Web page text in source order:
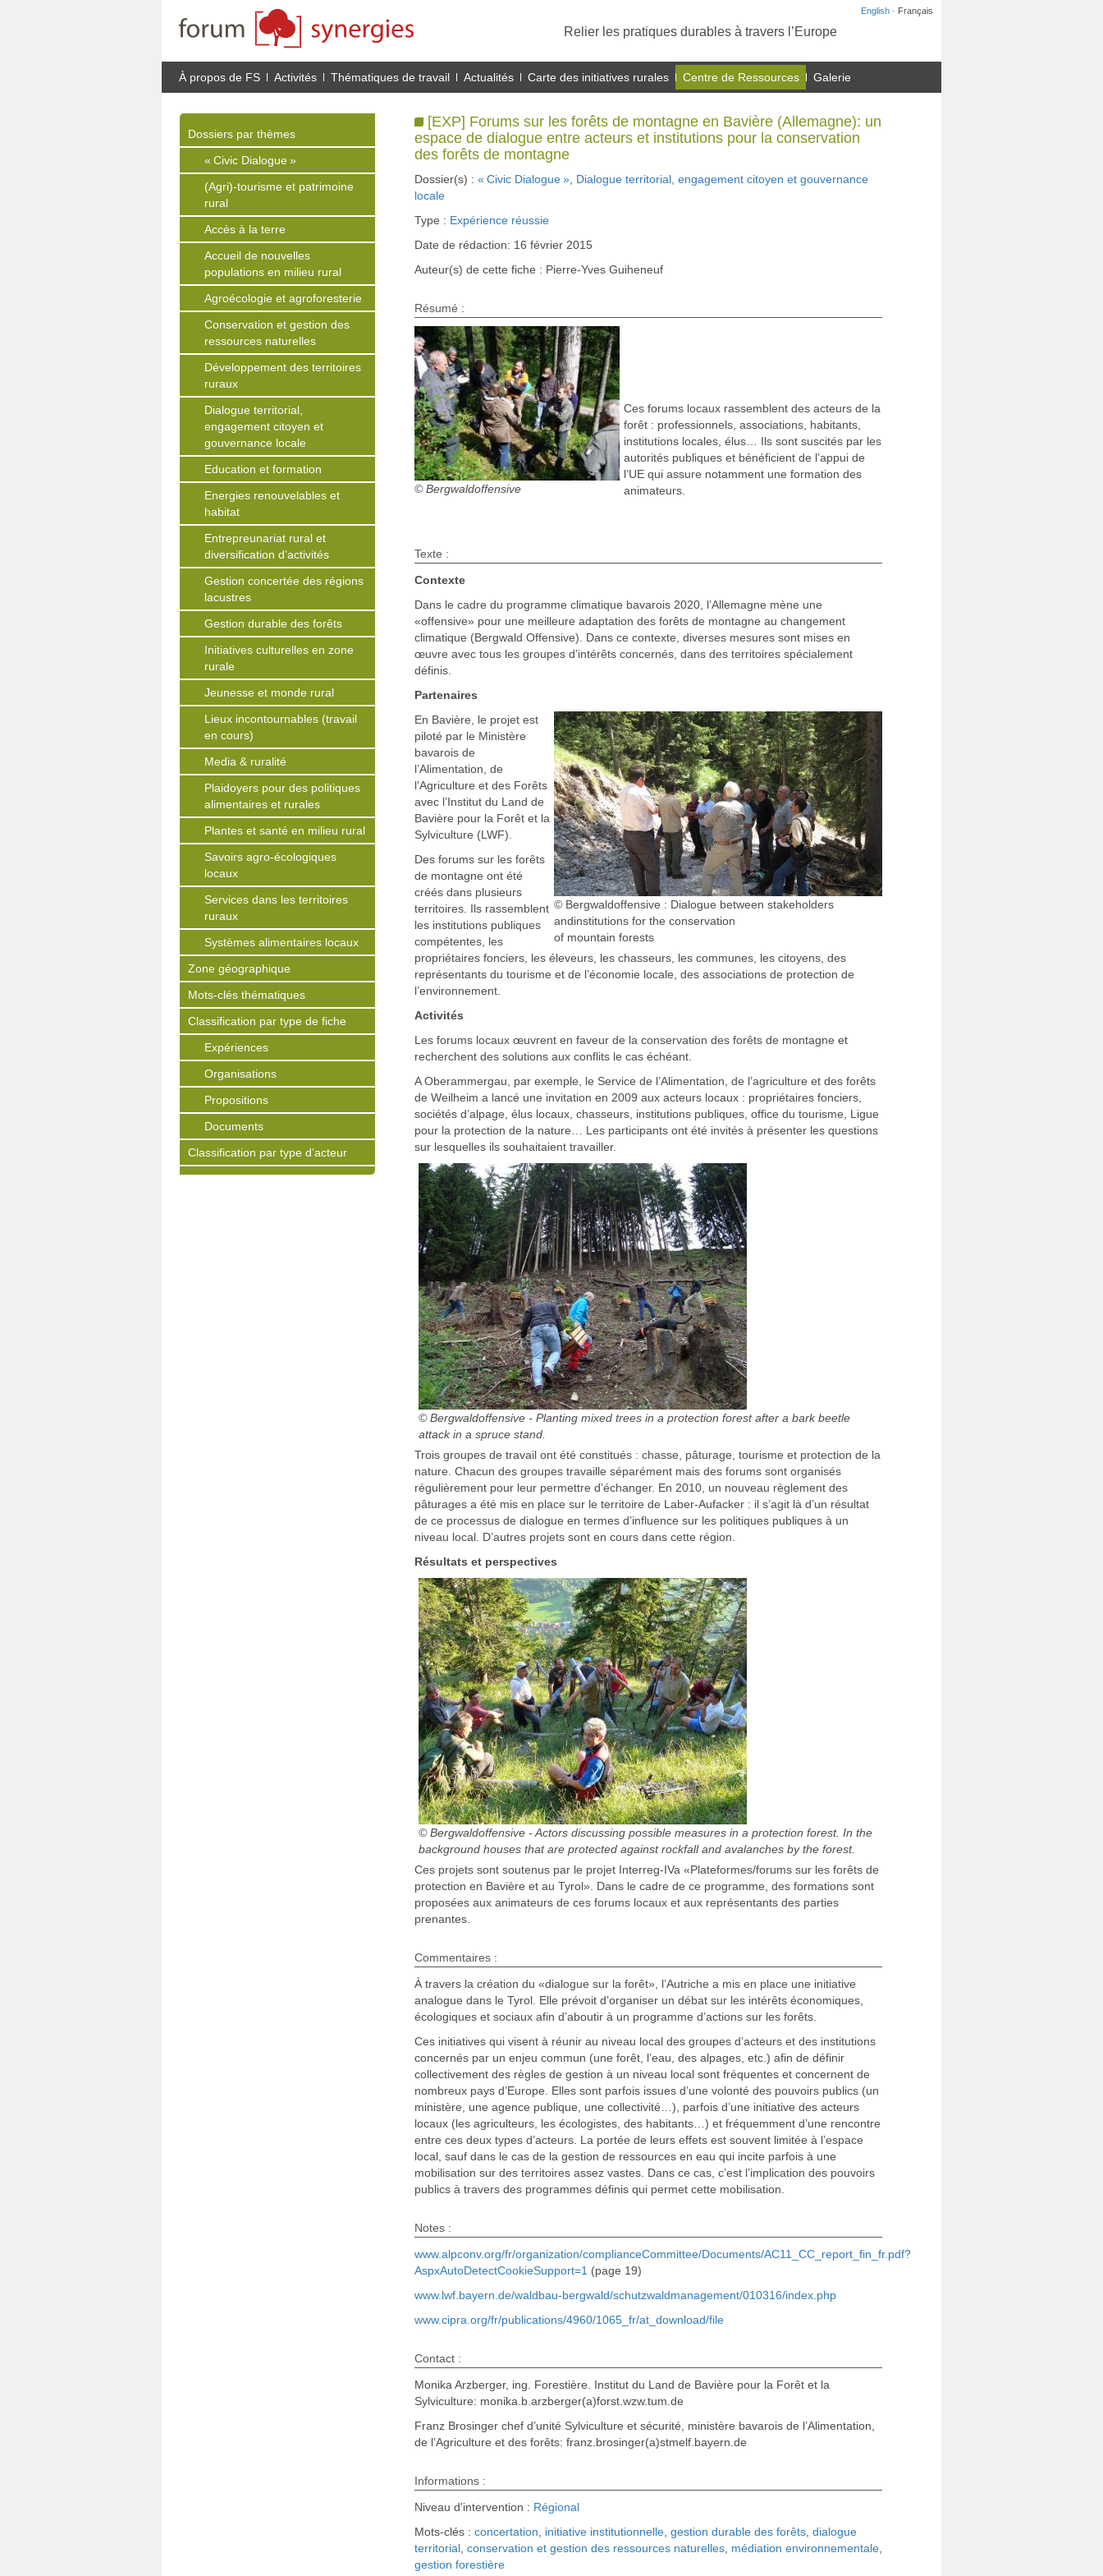
English · Français
Relier les pratiques durables à travers l’Europe
À propos de FS Activités Thématiques de travail Actualités Carte des initiatives rurales Centre de Ressources Galerie
Dossiers par thèmes
« Civic Dialogue »
(Agri)-tourisme et patrimoine
rural
Accès à la terre
Accueil de nouvelles
populations en milieu rural
Agroécologie et agroforesterie
Conservation et gestion des
ressources naturelles
Développement des territoires
ruraux
Dialogue territorial,
engagement citoyen et
gouvernance locale
Education et formation
Energies renouvelables et
habitat
Entrepreunariat rural et
diversification d’activités
Gestion concertée des régions
lacustres
Gestion durable des forêts
Initiatives culturelles en zone
rurale
Jeunesse et monde rural
Lieux incontournables (travail
en cours)
Media & ruralité
Plaidoyers pour des politiques
alimentaires et rurales
Plantes et santé en milieu rural
Savoirs agro-écologiques
locaux
Services dans les territoires
ruraux
Systèmes alimentaires locaux
Zone géographique
Mots-clés thématiques
Classification par type de fiche
Expériences
Organisations
Propositions
Documents
Classification par type d’acteur
[EXP] Forums sur les forêts de montagne en Bavière (Allemagne): un
espace de dialogue entre acteurs et institutions pour la conservation
des forêts de montagne
Dossier(s) : « Civic Dialogue », Dialogue territorial, engagement citoyen et gouvernance
locale
Type : Expérience réussie
Date de rédaction: 16 février 2015
Auteur(s) de cette fiche : Pierre-Yves Guiheneuf
Résumé :
© Bergwaldoffensive
Ces forums locaux rassemblent des acteurs de la
forêt : professionnels, associations, habitants,
institutions locales, élus… Ils sont suscités par les
autorités publiques et bénéficient de l’appui de
l’UE qui assure notamment une formation des
animateurs.
Texte :
Contexte
Dans le cadre du programme climatique bavarois 2020, l’Allemagne mène une
«offensive» pour une meilleure adaptation des forêts de montagne au changement
climatique (Bergwald Offensive). Dans ce contexte, diverses mesures sont mises en
œuvre avec tous les groupes d’intérêts concernés, dans des territoires spécialement
définis.
Partenaires
© Bergwaldoffensive : Dialogue between stakeholders
andinstitutions for the conservation
of mountain forests
En Bavière, le projet est
piloté par le Ministère
bavarois de
l’Alimentation, de
l’Agriculture et des Forêts
avec l’Institut du Land de
Bavière pour la Forêt et la
Sylviculture (LWF).
Des forums sur les forêts
de montagne ont été
créés dans plusieurs
territoires. Ils rassemblent
les institutions publiques
compétentes, les
propriétaires fonciers, les éleveurs, les chasseurs, les communes, les citoyens, des
représentants du tourisme et de l’économie locale, des associations de protection de
l’environnement.
Activités
Les forums locaux œuvrent en faveur de la conservation des forêts de montagne et
recherchent des solutions aux conflits le cas échéant.
A Oberammergau, par exemple, le Service de l’Alimentation, de l’agriculture et des forêts
de Weilheim a lancé une invitation en 2009 aux acteurs locaux : propriétaires fonciers,
sociétés d’alpage, élus locaux, chasseurs, institutions publiques, office du tourisme, Ligue
pour la protection de la nature… Les participants ont été invités à présenter les questions
sur lesquelles ils souhaitaient travailler.
© Bergwaldoffensive - Planting mixed trees in a protection forest after a bark beetle
attack in a spruce stand.
Trois groupes de travail ont été constitués : chasse, pâturage, tourisme et protection de la
nature. Chacun des groupes travaille séparément mais des forums sont organisés
régulièrement pour leur permettre d’échanger. En 2010, un nouveau règlement des
pâturages a été mis en place sur le territoire de Laber-Aufacker : il s’agit là d’un résultat
de ce processus de dialogue en termes d’influence sur les politiques publiques à un
niveau local. D’autres projets sont en cours dans cette région.
Résultats et perspectives
© Bergwaldoffensive - Actors discussing possible measures in a protection forest. In the
background houses that are protected against rockfall and avalanches by the forest.
Ces projets sont soutenus par le projet Interreg-IVa «Plateformes/forums sur les forêts de
protection en Bavière et au Tyrol». Dans le cadre de ce programme, des formations sont
proposées aux animateurs de ces forums locaux et aux représentants des parties
prenantes.
Commentaires :
À travers la création du «dialogue sur la forêt», l’Autriche a mis en place une initiative
analogue dans le Tyrol. Elle prévoit d’organiser un débat sur les intérêts économiques,
écologiques et sociaux afin d’aboutir à un programme d’actions sur les forêts.
Ces initiatives qui visent à réunir au niveau local des groupes d’acteurs et des institutions
concernés par un enjeu commun (une forêt, l’eau, des alpages, etc.) afin de définir
collectivement des règles de gestion à un niveau local sont fréquentes et concernent de
nombreux pays d’Europe. Elles sont parfois issues d’une volonté des pouvoirs publics (un
ministère, une agence publique, une collectivité…), parfois d’une initiative des acteurs
locaux (les agriculteurs, les écologistes, des habitants…) et fréquemment d’une rencontre
entre ces deux types d’acteurs. La portée de leurs effets est souvent limitée à l’espace
local, sauf dans le cas de la gestion de ressources en eau qui incite parfois à une
mobilisation sur des territoires assez vastes. Dans ce cas, c’est l’implication des pouvoirs
publics à travers des programmes définis qui permet cette mobilisation.
Notes :
www.alpconv.org/fr/organization/complianceCommittee/Documents/AC11_CC_report_fin_fr.pdf?
AspxAutoDetectCookieSupport=1 (page 19)
www.lwf.bayern.de/waldbau-bergwald/schutzwaldmanagement/010316/index.php
www.cipra.org/fr/publications/4960/1065_fr/at_download/file
Contact :
Monika Arzberger, ing. Forestière. Institut du Land de Bavière pour la Forêt et la
Sylviculture: monika.b.arzberger(a)forst.wzw.tum.de
Franz Brosinger chef d’unité Sylviculture et sécurité, ministère bavarois de l’Alimentation,
de l’Agriculture et des forêts: franz.brosinger(a)stmelf.bayern.de
Informations :
Niveau d’intervention : Régional
Mots-clés : concertation initiative institutionnelle, gestion durable des forêts, dialogue
territorial, conservation et gestion des ressources naturelles, médiation environnementale,
gestion forestière